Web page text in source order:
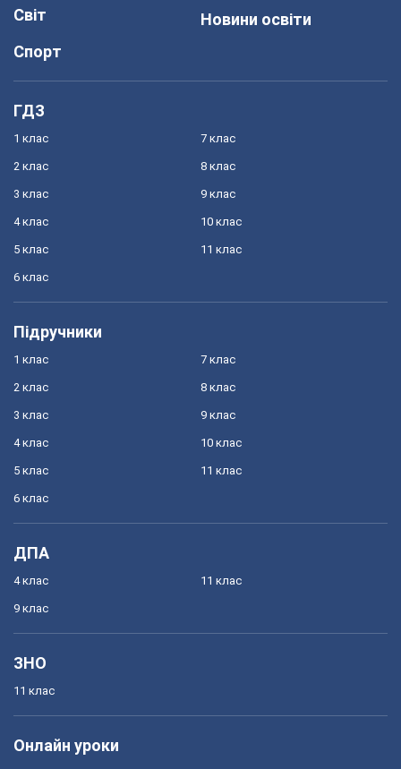
Світ
Спорт
Новини освіти
ГДЗ
1 клас
2 клас
3 клас
4 клас
5 клас
6 клас
7 клас
8 клас
9 клас
10 клас
11 клас
Підручники
1 клас
2 клас
3 клас
4 клас
5 клас
6 клас
7 клас
8 клас
9 клас
10 клас
11 клас
ДПА
4 клас
9 клас
11 клас
ЗНО
11 клас
Онлайн уроки